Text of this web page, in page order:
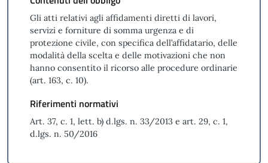
Gli atti relativi agli affidamenti diretti di lavori,
servizi e forniture di somma urgenza e di
protezione civile, con specifica dell’affidatario, delle
modalità della scelta e delle motivazioni che non
hanno consentito il ricorso alle procedure ordinarie
(art. 163, c. 10).
Riferimenti normativi
Art. 37, c. 1, lett. b) d.lgs. n. 33/2013 e art. 29, c. 1,
d.lgs. n. 50/2016